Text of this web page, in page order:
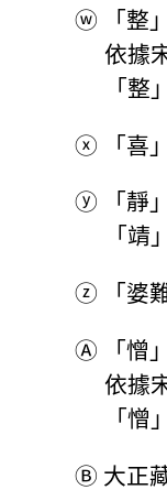
ⓦ
「整
依據
「整
ⓧ 「喜
ⓨ
「靜
「靖
ⓩ 「婆
Ⓐ
「憎
依據
「憎
Ⓑ 大正